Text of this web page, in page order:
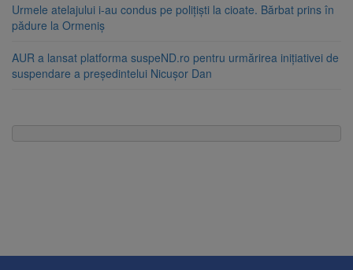
Urmele atelajului i-au condus pe polițiști la cioate. Bărbat prins în
pădure la Ormeniș
AUR a lansat platforma suspeND.ro pentru urmărirea inițiativei de
suspendare a președintelui Nicușor Dan